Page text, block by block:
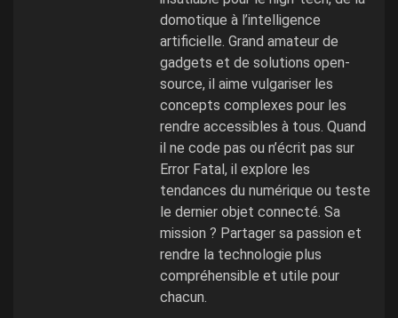
domotique à l’intelligence
artificielle. Grand amateur de
gadgets et de solutions open-
source, il aime vulgariser les
concepts complexes pour les
rendre accessibles à tous. Quand
il ne code pas ou n’écrit pas sur
Error Fatal, il explore les
tendances du numérique ou teste
le dernier objet connecté. Sa
mission ? Partager sa passion et
rendre la technologie plus
compréhensible et utile pour
chacun.